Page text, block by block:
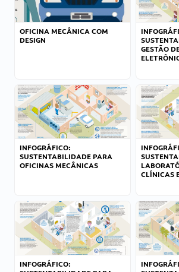
OFICINA MECÂNICA COM
DESIGN
GESTÃO
INFOGRÁFICO:
SUSTENTABILIDADE PARA
OFICINAS MECÂNICAS
CLÍNICAS
INFOGRÁFICO: